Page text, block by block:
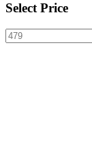
Select Price